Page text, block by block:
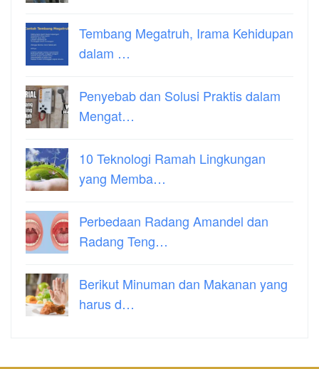
Tembang Megatruh, Irama Kehidupan
dalam …
Penyebab dan Solusi Praktis dalam
Mengat…
10 Teknologi Ramah Lingkungan
yang Memba…
Perbedaan Radang Amandel dan
Radang Teng…
Berikut Minuman dan Makanan yang
harus d…